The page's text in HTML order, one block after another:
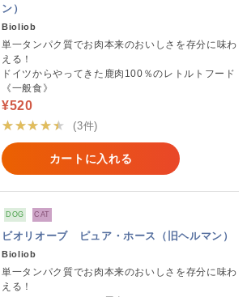
ン）
Bioliob
単一タンパク質でお肉本来のおいしさを存分に味わ
える！
ドイツからやってきた鹿肉100％のレトルトフード
《一般食》
¥520
★★★★★
(3件)
カートに入れる
DOG CAT
ビオリオーブ ピュア・ホース（旧ヘルマン）
Bioliob
単一タンパク質でお肉本来のおいしさを存分に味わ
える！